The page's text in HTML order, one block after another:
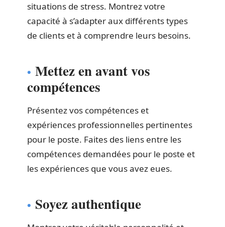
situations de stress. Montrez votre
capacité à s’adapter aux différents types
de clients et à comprendre leurs besoins.
Mettez en avant vos
compétences
Présentez vos compétences et
expériences professionnelles pertinentes
pour le poste. Faites des liens entre les
compétences demandées pour le poste et
les expériences que vous avez eues.
Soyez authentique